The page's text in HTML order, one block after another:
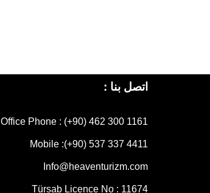
اتصل بنا :
Office Phone : (+90) 462 300 1161
Mobile :(+90) 537 337 4411
Info@heaventurizm.com
Türsab Licence No : 11674